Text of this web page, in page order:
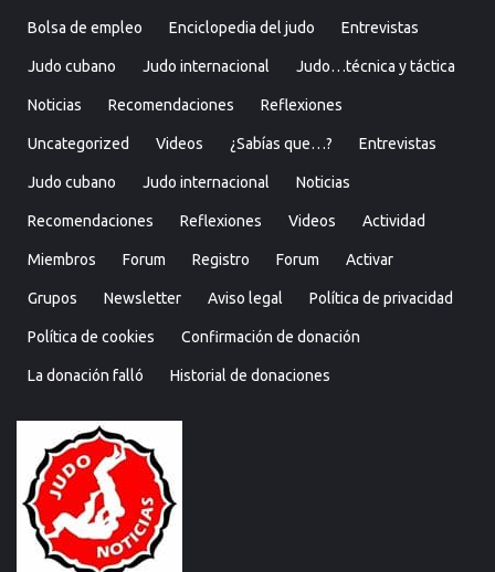
Bolsa de empleo Enciclopedia del judo Entrevistas
Judo cubano Judo internacional Judo…técnica y táctica
Noticias Recomendaciones Reflexiones
Uncategorized Videos ¿Sabías que…? Entrevistas
Judo cubano Judo internacional Noticias
Recomendaciones Reflexiones Videos Actividad
Miembros Forum Registro Forum Activar
Grupos Newsletter Aviso legal Política de privacidad
Política de cookies Confirmación de donación
La donación falló Historial de donaciones